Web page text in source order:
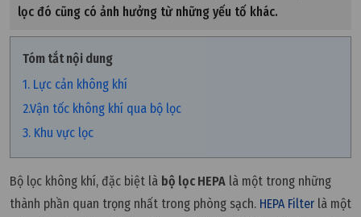
lọc đó cũng có ảnh hưởng từ những yếu tố khác.
Tóm tắt nội dung
1. Lực cản không khí
2.Vận tốc không khí qua bộ lọc
3. Khu vực lọc
Bộ lọc không khí, đặc biệt là bộ lọc HEPA là một trong những
thành phần quan trọng nhất trong phòng sạch. HEPA Filter là một